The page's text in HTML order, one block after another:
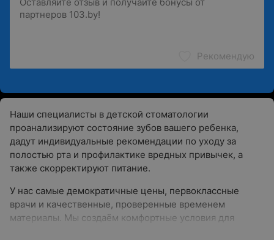
Рекомендую
Наши специалисты в детской стоматологии
проанализируют состояние зубов вашего ребенка,
дадут индивидуальные рекомендации по уходу за
полостью рта и профилактике вредных привычек, а
также скорректируют питание.
У нас самые демократичные цены, первоклассные
врачи и качественные, проверенные временем
материалы. Мы создаём комфортные условия для